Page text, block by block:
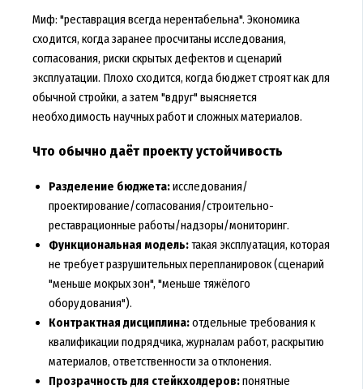
Миф: "реставрация всегда нерентабельна". Экономика
сходится, когда заранее просчитаны исследования,
согласования, риски скрытых дефектов и сценарий
эксплуатации. Плохо сходится, когда бюджет строят как для
обычной стройки, а затем "вдруг" выясняется
необходимость научных работ и сложных материалов.
Что обычно даёт проекту устойчивость
Разделение бюджета:исследования/
проектирование/согласования/строительно-
реставрационные работы/надзоры/мониторинг.
Функциональная модель:такая эксплуатация, которая
не требует разрушительных перепланировок (сценарий
"меньше мокрых зон", "меньше тяжёлого
оборудования").
Контрактная дисциплина:отдельные требования к
квалификации подрядчика, журналам работ, раскрытию
материалов, ответственности за отклонения.
Прозрачность для стейкхолдеров:понятные